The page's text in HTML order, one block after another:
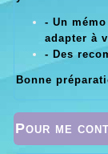
- Un mémo
adapter à
- Des
Bonne
Pour me